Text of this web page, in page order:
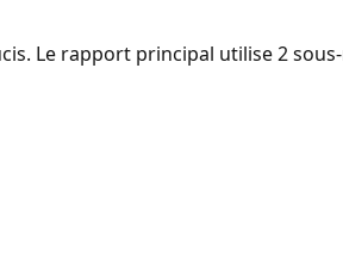
Le rapport principal utilise 2